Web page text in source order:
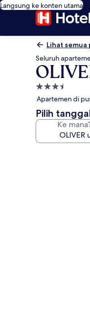
Langsung ke konten utama
Lihat
Seluruh
Properti
bintang
3.5
Apartemen di
Pilih
Ke